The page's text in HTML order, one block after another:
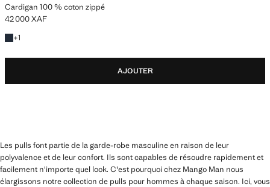
Cardigan 100 % coton zippé
Prix actuel [42 000 XAF ]
42 000 XAF
+1
+1 couleur
AJOUTER
Les pulls font partie de la garde-robe masculine en raison de leur
polyvalence et de leur confort. Ils sont capables de résoudre rapidement et
facilement n'importe quel look. C'est pourquoi chez Mango Man nous
élargissons notre collection de pulls pour hommes à chaque saison. Ici, vous